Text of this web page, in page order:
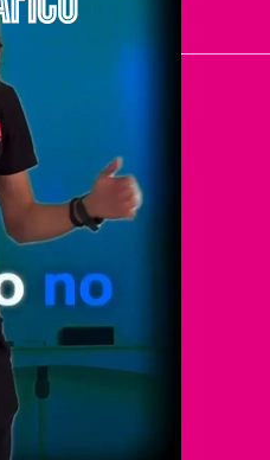
USA
sports